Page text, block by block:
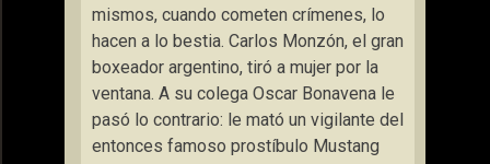
mismos, cuando cometen crímenes, lo
hacen a lo bestia. Carlos Monzón, el gran
boxeador argentino, tiró a mujer por la
ventana. A su colega Oscar Bonavena le
pasó lo contrario: le mató un vigilante del
entonces famoso prostíbulo Mustang